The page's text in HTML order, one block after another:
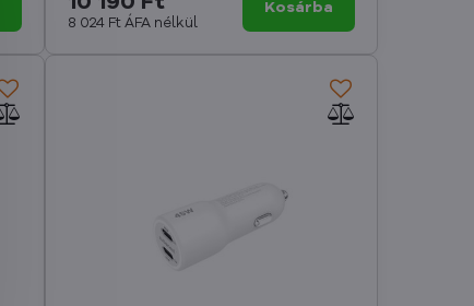
8 024 Ft ÁFA nélkül
Kosárba